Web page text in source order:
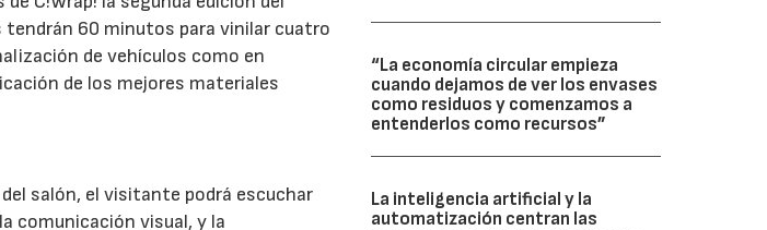
tendrán 60 minutos para vinilar cuatro
de vehículos como en
de los mejores materiales
salón, el visitante podrá escuchar
comunicación visual, y la
“La economía circular empieza
cuando dejamos de ver los envases
como residuos y comenzamos a
entenderlos como recursos”
La inteligencia artificial y la
automatización centran las